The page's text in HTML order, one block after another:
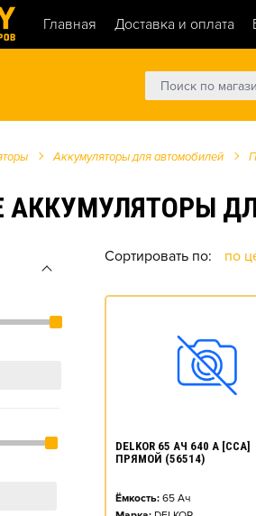
Главная Доставка и оплата
Аккумуляторы для автомобилей
ДЛЯ
Сортировать по: по
DELKOR 65 АЧ 640 А [CCA]
ПРЯМОЙ (56514)
Ёмкость: 65 Ач